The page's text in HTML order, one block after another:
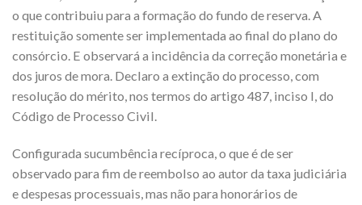
o que contribuiu para a formação do fundo de reserva. A
restituição somente ser implementada ao final do plano do
consórcio. E observará a incidência da correção monetária e
dos juros de mora. Declaro a extinção do processo, com
resolução do mérito, nos termos do artigo 487, inciso I, do
Código de Processo Civil.
Configurada sucumbência recíproca, o que é de ser
observado para fim de reembolso ao autor da taxa judiciária
e despesas processuais, mas não para honorários de